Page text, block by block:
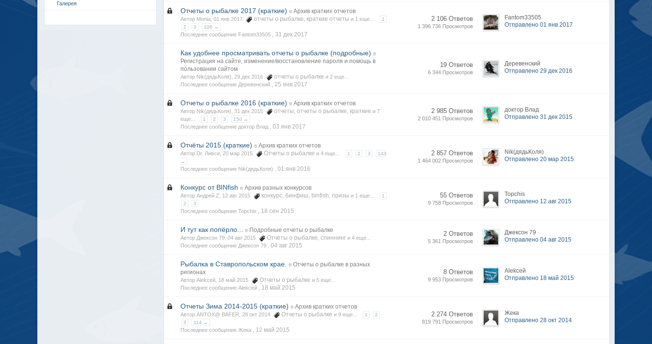
Галерея
Отчеты о рыбалке 2017 (краткие) в Архив кратких отчетов
Автор Monia, 01 янв 2017 отчеты о рыбалке краткие отчеты и 1 еще...
1
2
3 106 →
Последнее сообщение Fantom33505 ,31 дек 2017
2 106 Ответов
1 396 736 Просмотров
Fantom33505
Отправлено 01 янв 2017
Как удобнее просматривать отчеты о рыбалке (подробные) в
Регистрация на сайте, изменение/восстановление пароля и помощь в
пользовании сайтом
Автор Nik(дядьКоля), 29 дек 2016 отчеты о рыбалке и 2 еще...
Последнее сообщение Деревенский , 25 янв 2017
19 Ответов
6 344 Просмотров
Деревенский
Отправлено 29 дек 2016
Отчеты о рыбалке 2016 (краткие) в Архив кратких отчетов
Автор Nik(дядьКоля), 31 дек 2015 отчеты ,отчеты о рыбалке краткие и 7
еще...
1 2 3 150 →
Последнее сообщение доктор Влад ,03 янв 2017
2 985 Ответов
2 010 451 Просмотров
доктор Влад
Отправлено 31 дек 2015
Отчёты 2015 (краткие) в Архив кратких отчетов
Автор Dr. Ливси, 20 мар 2015 Отчеты о рыбалке и 4 еще... 1 2 3
143
→
Последнее сообщение Nik(дядьКоля) ,01 янв 2016
2 857 Ответов
1 464 002 Просмотров
Nik(дядьКоля)
Отправлено 20 мар 2015
Конкурс от BINfish в Архив разных конкурсов
Автор Андрей Z, 12 авг 2015 конкурс ,бинфиш binfish призы и 1 еще...
1
2
3
Последнее сообщение Topchis , 18 сен 2015
55 Ответов
9 758 Просмотров
Topchis
Отправлено 12 авг 2015
И тут как попёрло... в Подробные отчеты о рыбалке
Автор Джексон 79, 04 авг 2015 Отчеты о рыбалке ,спиннинг и 4 еще...
Последнее сообщение Джексон 79 ,04 авг 2015
2 Ответов
5 361 Просмотров
Джексон 79
Отправлено 04 авг 2015
Рыбалка в Ставропольском крае. в Отчеты о рыбалке в разных
регионах
Автор Alekсей, 18 май 2015 Отчеты о рыбалке и 5 еще...
Последнее сообщение Alekсей , 18 май 2015
8 Ответов
9 953 Просмотров
Alekсей
Отправлено 18 май 2015
Отчеты Зима 2014-2015 (краткие) в Архив кратких отчетов
Автор ANTOX@ BAFER, 28 окт 2014 Отчеты о рыбалке и 9 еще... 1
2
3
114 →
Последнее сообщение Жека , 12 май 2015
2 274 Ответов
819 791 Просмотров
Жека
Отправлено 28 окт 2014